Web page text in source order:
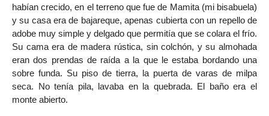
habían crecido, en el terreno que fue de Mamita (mi bisabuela)
y su casa era de bajareque, apenas cubierta con un repello de
adobe muy simple y delgado que permitía que se colara el frío.
Su cama era de madera rústica, sin colchón, y su almohada
eran dos prendas de raída a la que le estaba bordando una
sobre funda. Su piso de tierra, la puerta de varas de milpa
seca. No tenía pila, lavaba en la quebrada. El baño era el
monte abierto.